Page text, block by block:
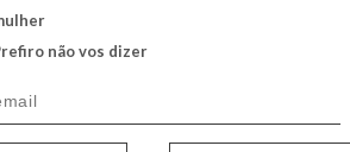
não vos dizer